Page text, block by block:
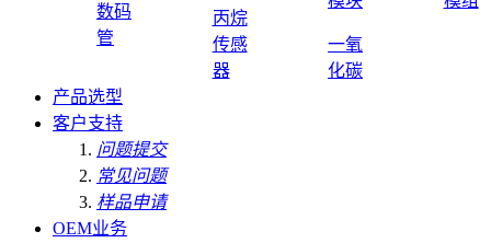
数码
管
丙烷
传感
器
一氧
化碳
产品选型
客户支持
问题提交
常见问题
样品申请
OEM业务